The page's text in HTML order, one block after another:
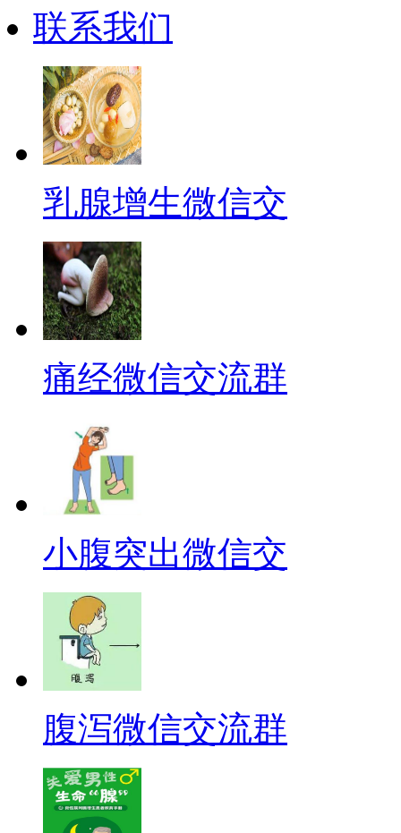
联系我们
乳腺增生微信交
痛经微信交流群
小腹突出微信交
腹泻微信交流群